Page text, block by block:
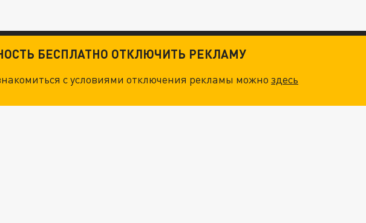
БЕСПЛАТНО ОТКЛЮЧИТЬ РЕКЛАМУ
с условиями отключения рекламы можноздесь